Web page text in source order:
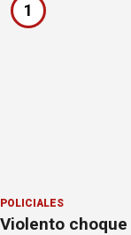
1
POLICIALES
Violento